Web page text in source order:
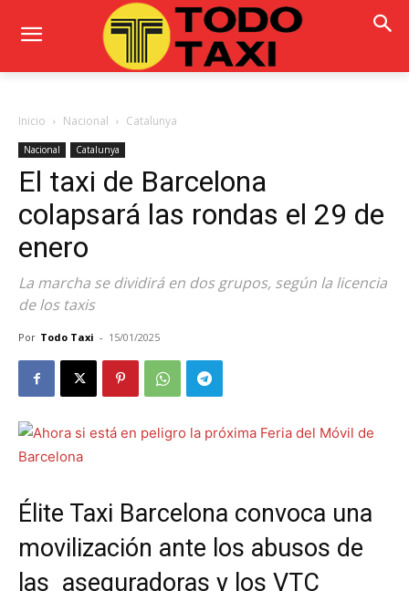
Inicio Nacional Catalunya
Nacional Catalunya
El taxi de Barcelona
colapsará las rondas el 29 de
enero
La marcha se dividirá en dos grupos, según la licencia
de los taxis
Por Todo Taxi - 15/01/2025
Élite Taxi Barcelona convoca una
movilización ante los abusos de
las aseguradoras y los VTC